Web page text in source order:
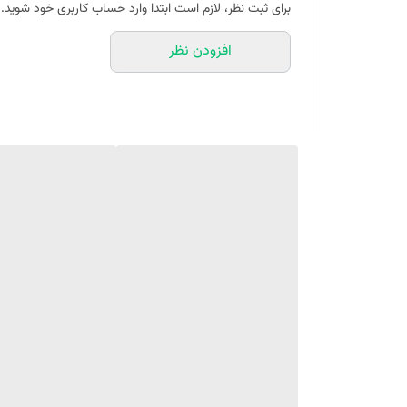
وسط بلوز این ست زنانه طرح بسیار زیبایی طراحی و چاپ
این بلوز زنانه دارای یقه گرد و آستین های بلند می‌باشد.
برای ثبت نظر، لازم است ابتدا وارد حساب کاربری خود شوید.
افزودن نظر